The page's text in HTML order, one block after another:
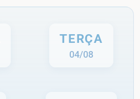
TERÇA
04/08